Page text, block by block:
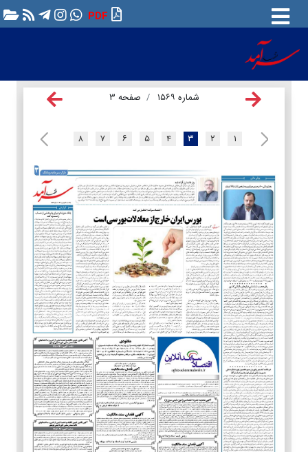
PDF
شماره ۱۵۶۹ صفحه ۳
۱ ۲ ۳ ۴ ۵ ۶ ۷ ۸